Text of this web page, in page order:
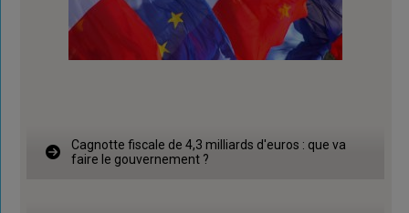
Cagnotte fiscale de 4,3 milliards d'euros : que va
faire le gouvernement ?